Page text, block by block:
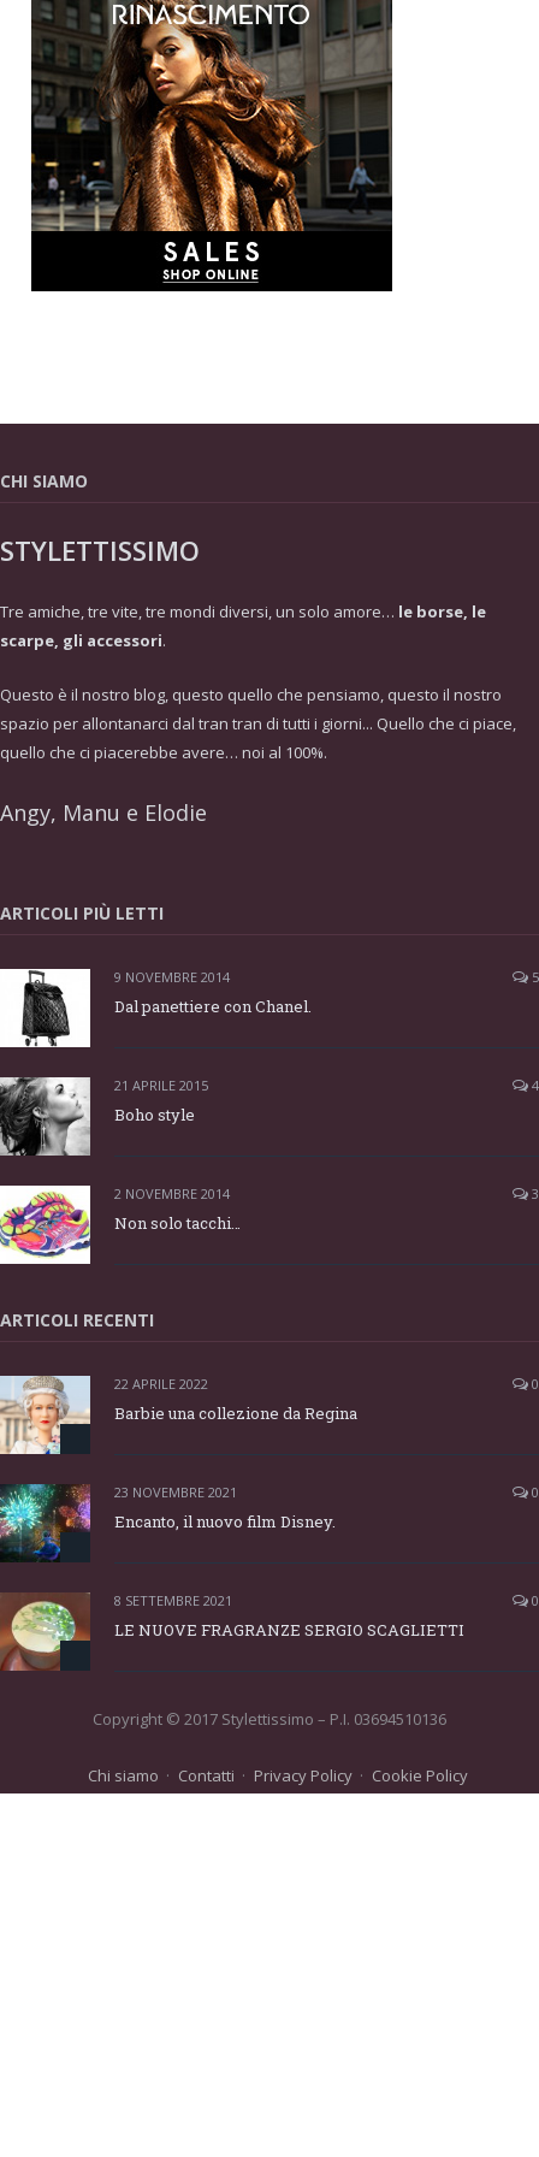
CHI SIAMO
STYLETTISSIMO
Tre amiche, tre vite, tre mondi diversi, un solo amore… le borse, le
scarpe, gli accessori.
Questo è il nostro blog, questo quello che pensiamo, questo il nostro
spazio per allontanarci dal tran tran di tutti i giorni... Quello che ci piace,
quello che ci piacerebbe avere… noi al 100%.
Angy, Manu e Elodie
ARTICOLI PIÙ LETTI
9 NOVEMBRE 2014 5
Dal panettiere con Chanel.
21 APRILE 2015 4
Boho style
2 NOVEMBRE 2014 3
Non solo tacchi…
ARTICOLI RECENTI
22 APRILE 2022 0
Barbie una collezione da Regina
23 NOVEMBRE 2021 0
Encanto, il nuovo film Disney.
8 SETTEMBRE 2021 0
LE NUOVE FRAGRANZE SERGIO SCAGLIETTI
Copyright © 2017 Stylettissimo – P.I. 03694510136
Chi siamo Contatti Privacy Policy Cookie Policy